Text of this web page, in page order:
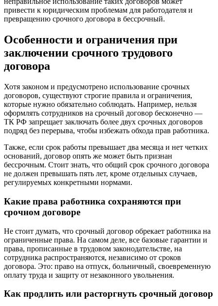
привести к юридическим проблемам для работодателя и
превращению срочного договора в бессрочный.
Особенности и ограничения при
заключении срочного трудового
договора
Хотя законом и предусмотрено использование срочных
договоров, существуют строгие правила и ограничения,
которые нужно обязательно соблюдать. Например, нельзя
оформлять сотрудников на срочный договор бесконечно —
ТК РФ запрещает заключать более двух срочных договоров
подряд без перерыва, чтобы избежать обхода прав работника.
Также, если срок работы превышает два месяца и нет четких
оснований, договор опять же может быть признан
бессрочным. Стоит знать, что общий срок срочного договора
не должен превышать пять лет, кроме отдельных случаев,
регулируемых конкретными нормами.
Какие права работника сохраняются при
срочном договоре
Не стоит думать, что срочный договор обрекает работника на
ограниченные права. На самом деле, все базовые гарантии и
права, прописанные в трудовом законодательстве, на
сотрудника распространяются, независимо от сроков
договора. Это: право на отпуск, больничный, своевременную
оплату труда и защиту от незаконного увольнения.
Как продлить или расторгнуть срочный договор